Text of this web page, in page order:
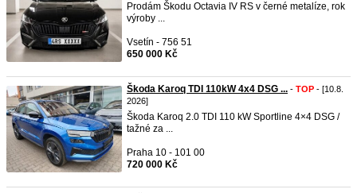
Prodám Škodu Octavia IV RS v černé metalíze, rok
výroby ...
Vsetín - 756 51
650 000 Kč
Škoda Karoq TDI 110kW 4x4 DSG ... - TOP - [10.8.
2026]
Škoda Karoq 2.0 TDI 110 kW Sportline 4×4 DSG /
tažné za ...
Praha 10 - 101 00
720 000 Kč